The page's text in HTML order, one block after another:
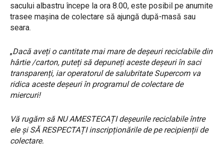
sacului albastru începe la ora 8.00, este posibil pe anumite
trasee mașina de colectare să ajungă după-masă sau
seara.
„Dacă aveți o cantitate mai mare de deșeuri reciclabile din
hârtie /carton, puteți să depuneți aceste deșeuri în saci
transparenți, iar operatorul de salubritate Supercom va
ridica aceste deșeuri în programul de colectare de
miercuri!
Vă rugăm să NU AMESTECAȚI deșeurile reciclabile între
ele și SĂ RESPECTAȚI inscripționările de pe recipienții de
colectare.